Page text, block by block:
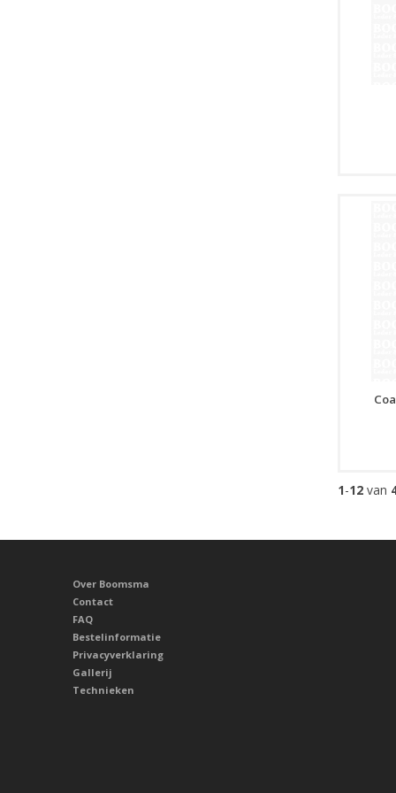
1-12 van
Over Boomsma
Contact
FAQ
Bestelinformatie
Privacyverklaring
Gallerij
Technieken